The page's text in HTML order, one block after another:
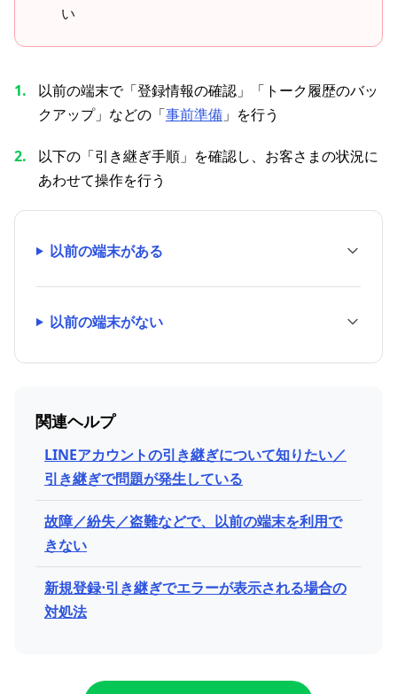
い
以前の端末で「登録情報の確認」「トーク履歴のバッ
クアップ」などの「事前準備 」を行う
以下の「引き継ぎ手順」を確認し、お客さまの状況に
あわせて操作を行う
以前の端末がある
以前の端末がない
関連ヘルプ
LINEアカウントの引き継ぎについて知りたい／
引き継ぎで問題が発生している
故障／紛失／盗難などで、以前の端末を利用で
きない
新規登録⋅引き継ぎでエラーが表示される場合の
対処法